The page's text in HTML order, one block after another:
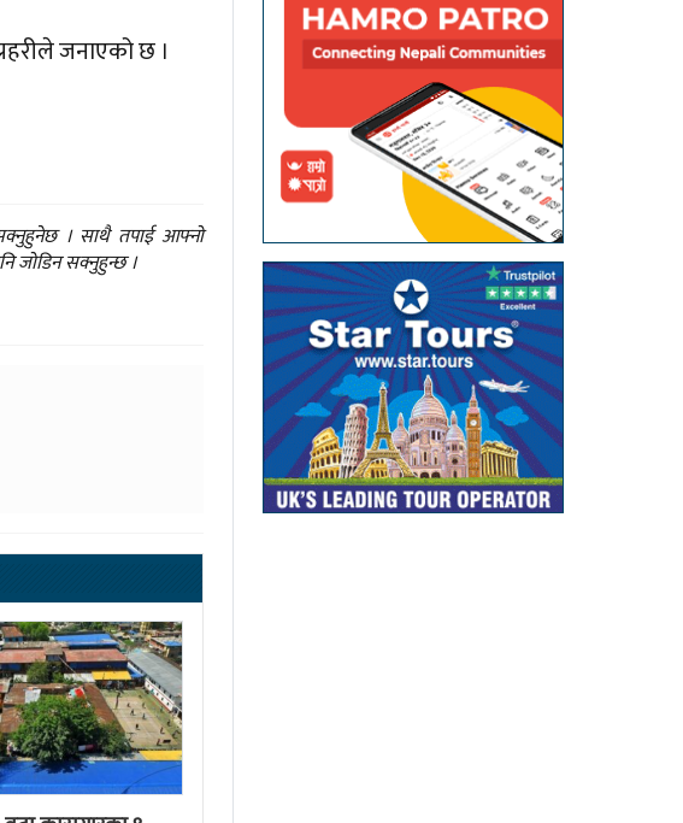
जनाएको छ ।
। साथै तपाई आफ्नो
जोडिन सक्नुहुन्छ ।